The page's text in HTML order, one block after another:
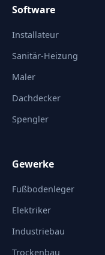
Software
Installateur
Sanitär-Heizung
Maler
Dachdecker
Spengler
Gewerke
Fußbodenleger
Elektriker
Industriebau
Trockenbau